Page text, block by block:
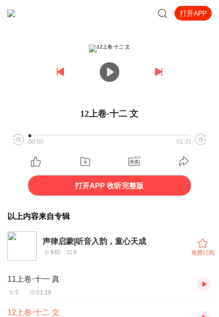
打开APP
12上卷·十二 文
00:00 01:31
打开APP 收听完整版
以上内容来自专辑
声律启蒙|听音入韵，童心天成
945 6 免费订阅
11上卷·十一 真
5 01:29
12上卷·十二 文